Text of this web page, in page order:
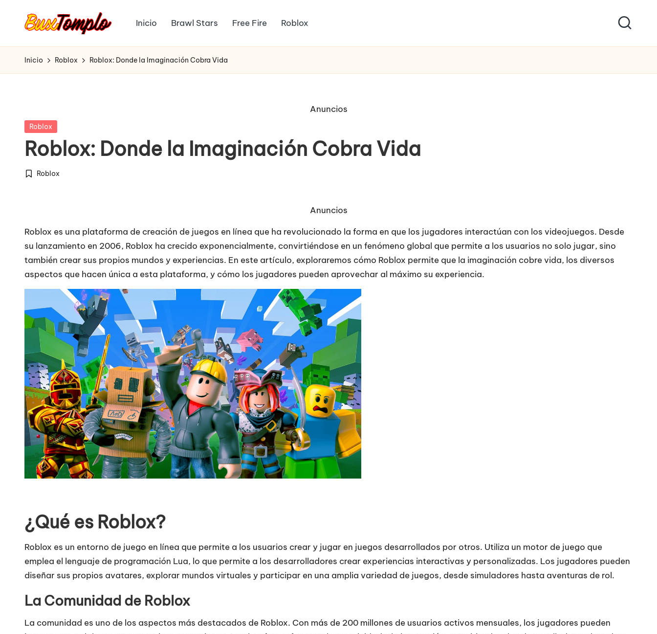
B
u
o
m
pl
Oficial
Inicio Brawl Stars Free Fire Roblox
Inicio Roblox Roblox: Donde la Imaginación Cobra Vida
Anuncios
Publicada
Roblox
Roblox: Donde la Imaginación Cobra Vida
Publicada
Roblox
Anuncios
Roblox es una plataforma de creación de juegos en línea que ha revolucionado la forma en que los jugadores interactúan con los videojuegos. Desde
su lanzamiento en 2006, Roblox ha crecido exponencialmente, convirtiéndose en un fenómeno global que permite a los usuarios no solo jugar, sino
también crear sus propios mundos y experiencias. En este artículo, exploraremos cómo Roblox permite que la imaginación cobre vida, los diversos
aspectos que hacen única a esta plataforma, y cómo los jugadores pueden aprovechar al máximo su experiencia.
¿Qué es Roblox?
Roblox es un entorno de juego en línea que permite a los usuarios crear y jugar en juegos desarrollados por otros. Utiliza un motor de juego que
emplea el lenguaje de programación Lua, lo que permite a los desarrolladores crear experiencias interactivas y personalizadas. Los jugadores pueden
diseñar sus propios avatares, explorar mundos virtuales y participar en una amplia variedad de juegos, desde simuladores hasta aventuras de rol.
La Comunidad de Roblox
La comunidad es uno de los aspectos más destacados de Roblox. Con más de 200 millones de usuarios activos mensuales, los jugadores pueden